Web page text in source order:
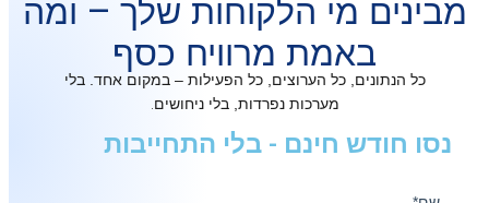
מי הלקוחות שלך – ומה
באמת מרוויח כסף
הנתונים, כל הערוצים, כל הפעילות – במקום אחד. בלי
מערכות נפרדות, בלי ניחושים.
חודש חינם - בלי התחייבות